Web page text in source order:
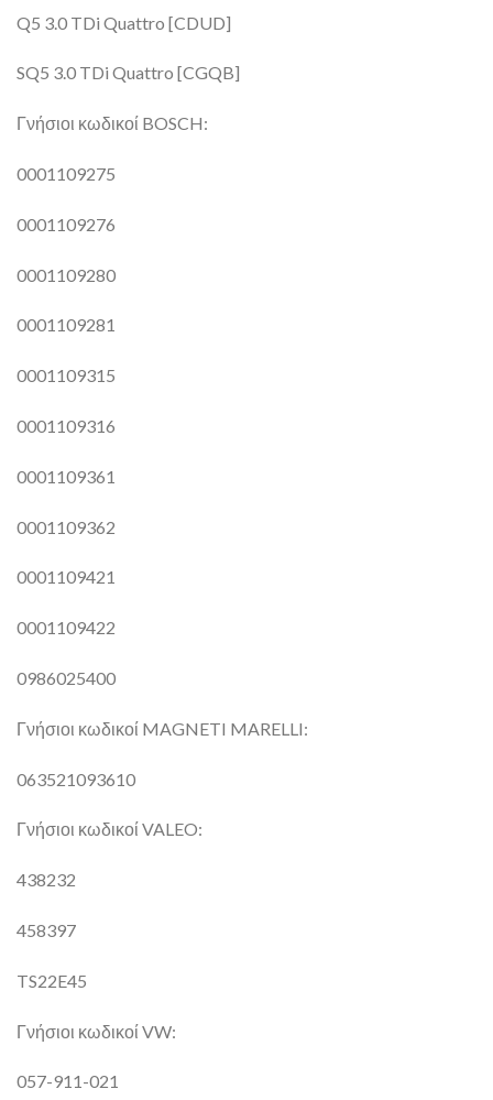
Q5 3.0 TDi Quattro [CDUD]
SQ5 3.0 TDi Quattro [CGQB]
Γνήσιοι κωδικοί BOSCH:
0001109275
0001109276
0001109280
0001109281
0001109315
0001109316
0001109361
0001109362
0001109421
0001109422
0986025400
Γνήσιοι κωδικοί MAGNETI MARELLI:
063521093610
Γνήσιοι κωδικοί VALEO:
438232
458397
TS22E45
Γνήσιοι κωδικοί VW:
057-911-021